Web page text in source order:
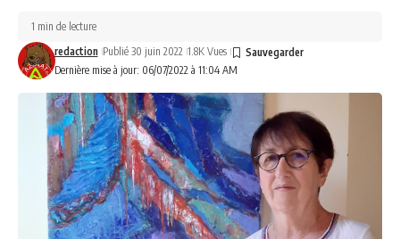
Dernière mise à jour: 06/07/2022 à 11:04 AM
redaction Publié 30 juin 2022 1.8K Vues
1 min de lecture